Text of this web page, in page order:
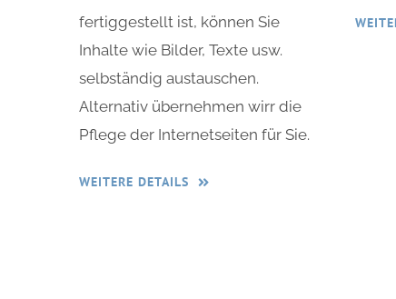
fertiggestellt ist, können Sie
Inhalte wie Bilder, Texte usw.
selbständig austauschen.
Alternativ übernehmen wirr die
Pflege der Internetseiten für Sie.
WEITERE DETAILS